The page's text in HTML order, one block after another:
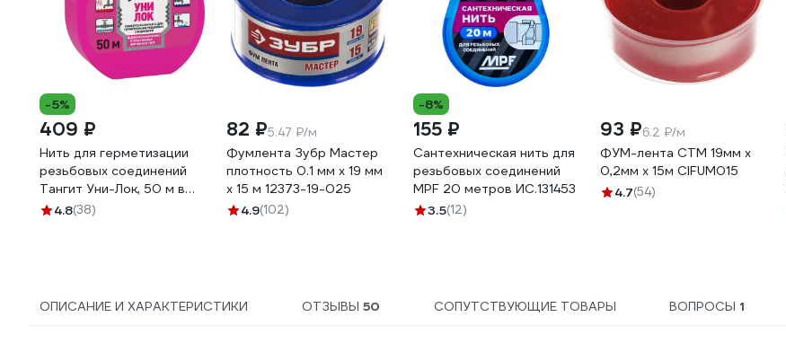
-5%
409 ₽
Нить для герметизации
резьбовых соединений
Тангит Уни-Лок, 50 м в
шоу-боксе 2169519
4.8(38)
82 ₽5.47 ₽/м
Фумлента Зубр Мастер
плотность 0.1 мм х 19 мм
х 15 м 12373-19-025
4.9(102)
-8%
155 ₽
Сантехническая нить для
резьбовых соединений
MPF 20 метров ИС.131453
3.5(12)
93 ₽6.2 ₽/м
ФУМ-лента СТМ 19мм х
0,2мм х 15м CIFUM015
4.7(54)
ОПИСАНИЕ И ХАРАКТЕРИСТИКИ ОТЗЫВЫ 50 СОПУТСТВУЮЩИЕ ТОВАРЫ ВОПРОСЫ 1